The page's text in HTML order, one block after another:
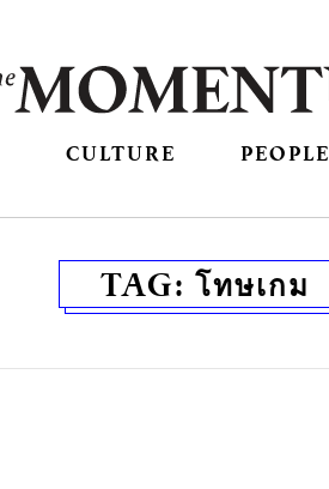
CULTURE PEOPLE
TAG: โทษเกม